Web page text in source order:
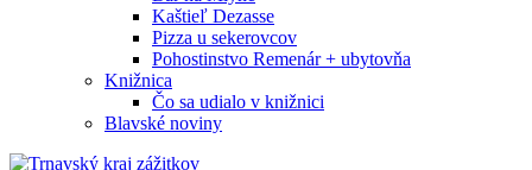
Kaštieľ Dezasse
Pizza u sekerovcov
Pohostinstvo Remenár + ubytovňa
Knižnica
Čo sa udialo v knižnici
Blavské noviny